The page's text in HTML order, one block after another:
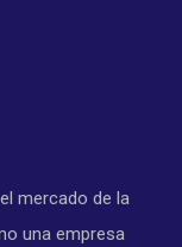
mercado de la
una empresa